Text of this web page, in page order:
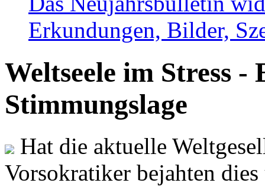
Erkundungen, Bilder,
Weltseele im Stress -
Stimmungslage
Hat die aktuelle
Vorsokratiker bejahten